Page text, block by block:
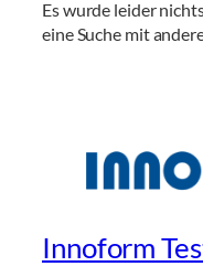
Es wurde leider
eine Suche mit
Innoform